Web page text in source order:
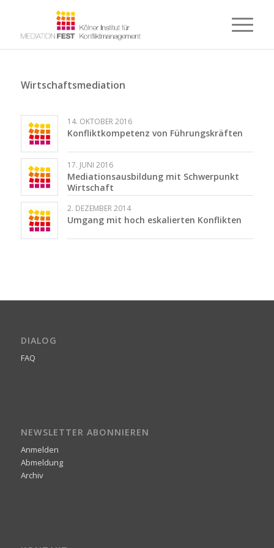
Wirtschaftsmediation
14. OKTOBER 2016
Konfliktkompetenz von Führungskräften
17. JUNI 2016
Mediationsausbildung mit Schwerpunkt
Wirtschaft
2. DEZEMBER 2014
Umgang mit hoch eskalierten Konflikten
DIALOG
FAQ
NEWSLETTER ABONNIEREN
Anmelden
Abmeldung
Archiv